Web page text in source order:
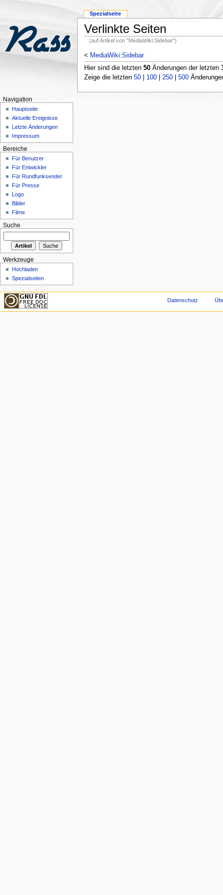
Verlinkte Seiten
(auf Artikel von "MediaWiki:Sidebar")
< MediaWiki:Sidebar
Hier sind die letzten 50Änderungen der letzten
Zeige die letzten 50| 100| 250| 500
Spezialseite
Navigation
Hauptseite
Aktuelle Ereignisse
Letzte Änderungen
Impressum
Bereiche
Für Benutzer
Für Entwickler
Für Rundfunksender
Für Presse
Logo
Bilder
Filme
Suche
Werkzeuge
Hochladen
Spezialseiten
Datenschutz